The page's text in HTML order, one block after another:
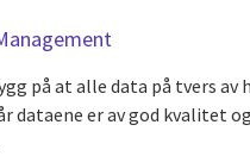
på at alle data på tvers av
dataene er av god kvalitet og